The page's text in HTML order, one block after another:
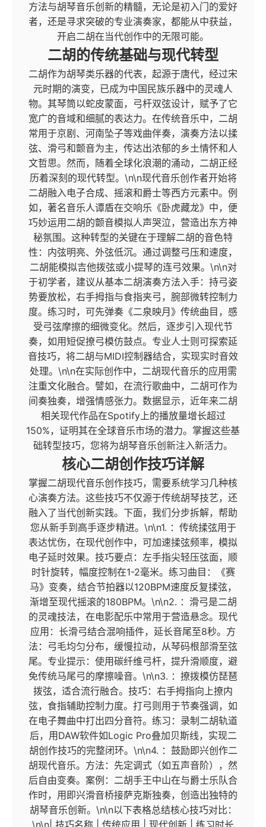
方法与胡琴音乐创新的精髓，无论是初入门的爱好
者，还是寻求突破的专业演奏家，都能从中获益，
开启二胡在当代创作中的无限可能。
二胡的传统基础与现代转型
二胡作为胡琴类乐器的代表，起源于唐代，经过宋
元时期的演变，已成为中国民族乐器中的灵魂人
物。其琴筒以蛇皮蒙面，弓杆双弦设计，赋予了它
宽广的音域和细腻的表达力。在传统音乐中，二胡
常用于京剧、河南坠子等戏曲伴奏，演奏方法以揉
弦、滑弓和颤音为主，传达出浓郁的乡土情怀和人
文哲思。然而，随着全球化浪潮的涌动，二胡正经
历着深刻的现代转型。\n\n现代音乐创作者开始将
二胡融入电子合成、摇滚和爵士等西方元素中。例
如，著名音乐人谭盾在交响乐《卧虎藏龙》中，便
巧妙运用二胡的颤音模拟人声哭泣，营造出东方神
秘氛围。这种转型的关键在于理解二胡的音色特
性：内弦明亮、外弦低沉。通过调整弓压和速度，
二胡能模拟吉他拨弦或小提琴的连弓效果。\n\n对
于初学者，建议从基本二胡演奏方法入手：持弓姿
势要放松，右手拇指与食指夹弓，腕部微转控制力
度。练习时，可先弹奏《二泉映月》传统曲目，感
受弓弦摩擦的细微变化。然后，逐步引入现代节
奏，如用短促撩弓模仿鼓点。专业人士则可探索延
音技巧，将二胡与MIDI控制器结合，实现实时音效
处理。\n\n在实际创作中，二胡现代音乐的应用需
注重文化融合。譬如，在流行歌曲中，二胡可作为
间奏独奏，增强情感张力。数据显示，近年来二胡
相关现代作品在Spotify上的播放量增长超过
150%，证明其在全球音乐市场的潜力。掌握这些基
础转型技巧，您将为胡琴音乐创新注入新活力。
核心二胡创作技巧详解
掌握二胡现代音乐创作技巧，需要系统学习几种核
心演奏方法。这些技巧不仅源于传统胡琴技艺，还
融入了当代创新实践。下面，我们分步拆解，帮助
您从新手到高手逐步精进。\n\n1. ：传统揉弦用于
表达忧伤，在现代创作中，可加速揉弦频率，模拟
电子延时效果。技巧要点：左手指尖轻压弦面，顺
时针旋转，幅度控制在1-2毫米。练习曲目：《赛
马》变奏，结合节拍器以120BPM速度反复揉弦，
渐增至现代摇滚的180BPM。\n\n2. ：滑弓是二胡
的灵魂技法，在电影配乐中常用于营造悬念。现代
应用：长滑弓结合混响插件，延长音尾至8秒。方
法：弓毛均匀分布，缓慢拉动，从琴码根部滑至弦
尾。专业提示：使用碳纤维弓杆，提升滑顺度，避
免传统马尾弓的摩擦噪音。\n\n3. ：撩拨模仿琵琶
拨弦，适合流行融合。技巧：右手拇指向上撩内
弦，食指辅助控制力度。打弓则用于节奏强调，如
在电子舞曲中打出四分音符。练习：录制二胡轨道
后，用DAW软件如Logic Pro叠加贝斯线，实现二
胡创作技巧的完整闭环。\n\n4. ：鼓励即兴创作二
胡现代音乐。方法：先定调式（如五声音阶），然
后自由变奏。案例：二胡手王中山在与爵士乐队合
作时，用即兴滑音桥接萨克斯独奏，创造出独特的
胡琴音乐创新。\n\n以下表格总结核心技巧对比：
\n\n| 技巧名称 | 传统应用 | 现代创新 | 练习时长